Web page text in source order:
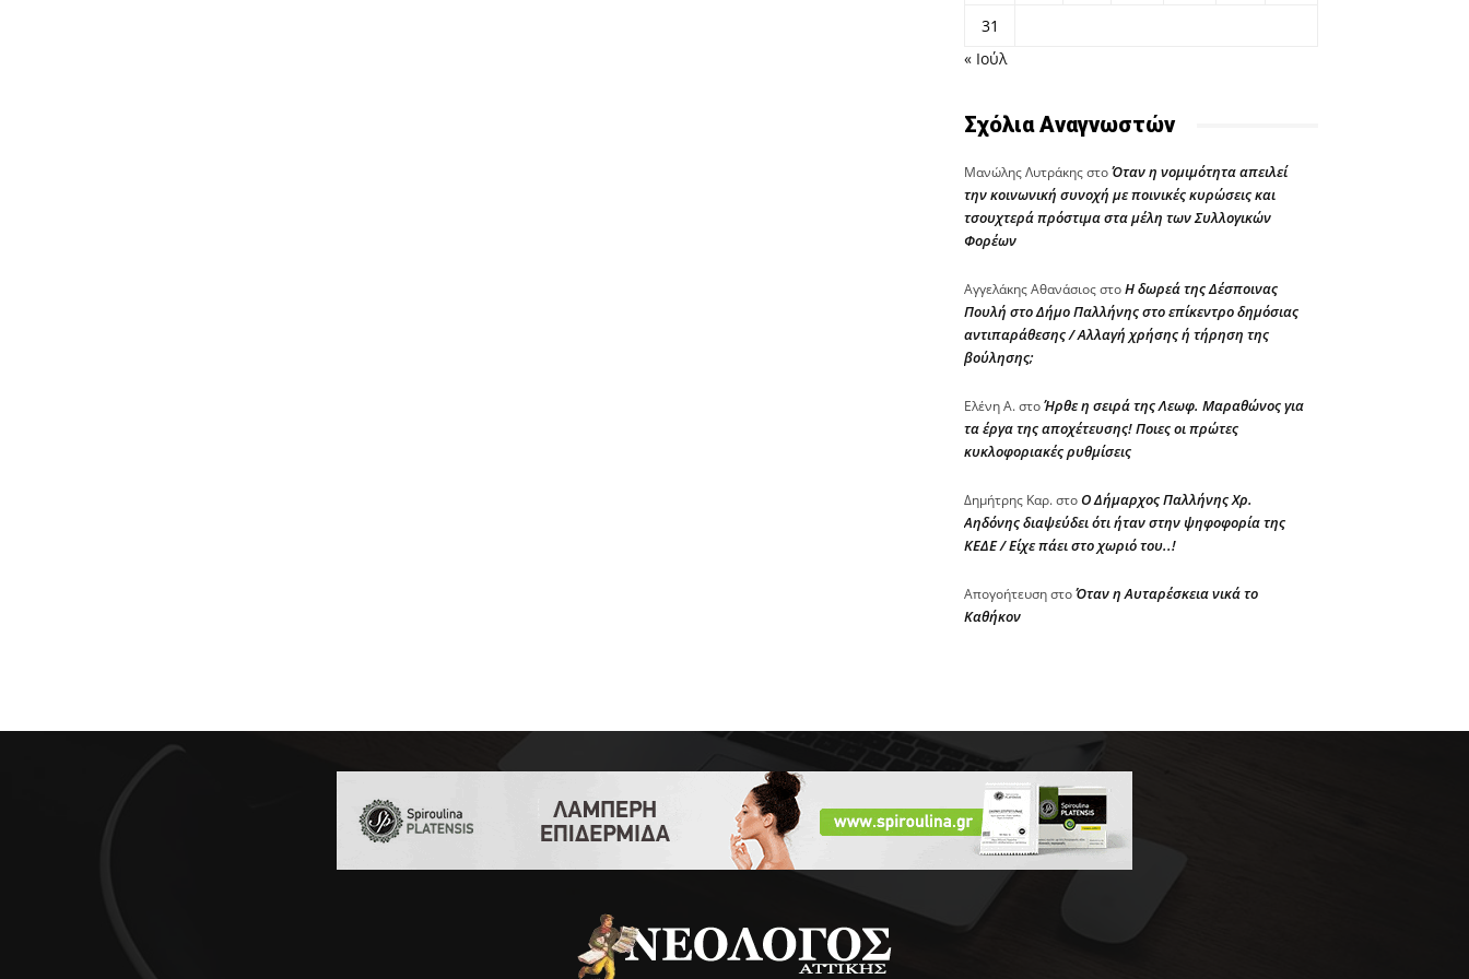
31
« Ιούλ
Σχόλια Αναγνωστών
Μανώλης ΛυτράκηςστοΌταν η νομιμότητα απειλεί
την κοινωνική συνοχή με ποινικές κυρώσεις και
τσουχτερά πρόστιμα στα μέλη των Συλλογικών
Φορέων
Αγγελάκης ΑθανάσιοςστοΗ δωρεά της Δέσποινας
Πουλή στο Δήμο Παλλήνης στο επίκεντρο δημόσιας
αντιπαράθεσης / Αλλαγή χρήσης ή τήρηση της
βούλησης;
Ελένη Α.στοΉρθε η σειρά της Λεωφ. Μαραθώνος για
τα έργα της αποχέτευσης! Ποιες οι πρώτες
κυκλοφοριακές ρυθμίσεις
Δημήτρης Καρ.στοΟ Δήμαρχος Παλλήνης Χρ.
Αηδόνης διαψεύδει ότι ήταν στην ψηφοφορία της
ΚΕΔΕ / Είχε πάει στο χωριό του..!
ΑπογοήτευσηστοΌταν η Αυταρέσκεια νικά το
Καθήκον